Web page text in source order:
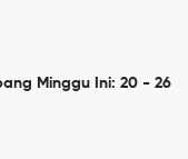
Minggu Ini: 20 - 26